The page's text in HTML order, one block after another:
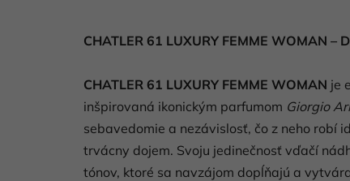
CHATLER 61 LUXURY FEMME WOMAN
CHATLER 61 LUXURY FEMME WOMAN je
inšpirovaná ikonickým parfumom Giorgio
sebavedomie a nezávislosť, čo z neho robí
trvácny dojem. Svoju jedinečnosť vďačí
tónov, ktoré sa navzájom dopĺňajú a